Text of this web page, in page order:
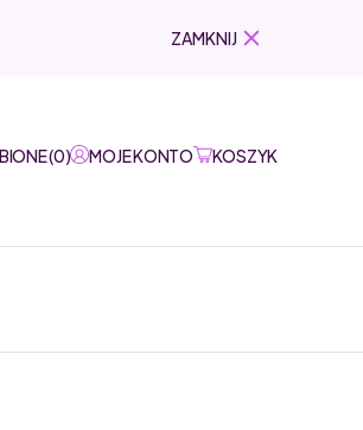
ZAMKNIJ
(0) MOJE KONTO KOSZYK